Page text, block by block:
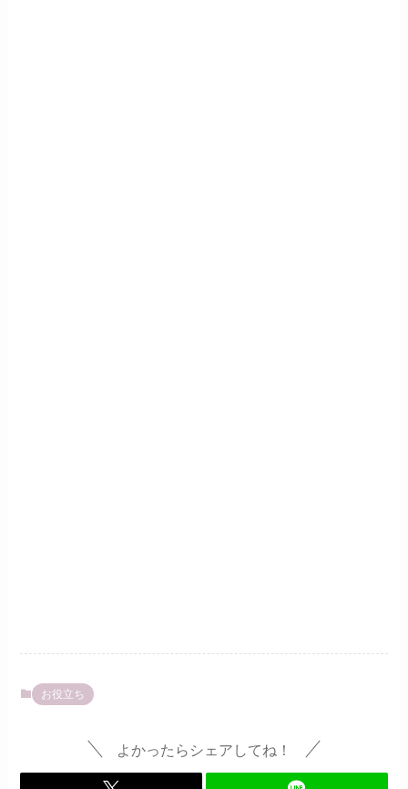
お役立ち
よかったらシェアしてね！